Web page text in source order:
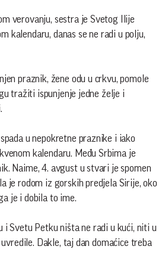
verovanju, sestra je Svetog Ilije
kalendaru, danas se ne radi u polju,
praznik, žene odu u crkvu, pomole
tražiti ispunjenje jedne želje i
u nepokretne praznike i iako
kalendaru. Među Srbima je
Naime, 4. avgust u stvari je spomen
je rodom iz gorskih predjela Sirije, oko
je i dobila to ime.
i Svetu Petku ništa ne radi u kući, niti u
Dakle, taj dan domaćice treba